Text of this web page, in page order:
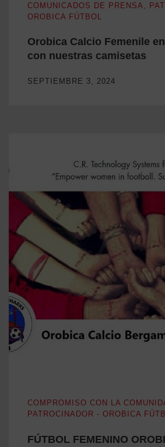
COMUNICADOS DE PRENSA
OROBICA FÚTBOL
Orobica Calcio Femenile
con nuestras camisetas
SEPTIEMBRE 3, 2024
COMPROMISO CON LA
PATROCINADOR - OROBICA
FÚTBOL FEMENINO